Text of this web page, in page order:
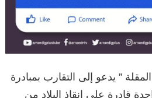
” يدعو إلى التقارب بمبادرة
قادرة على إنقاذ البلاد من